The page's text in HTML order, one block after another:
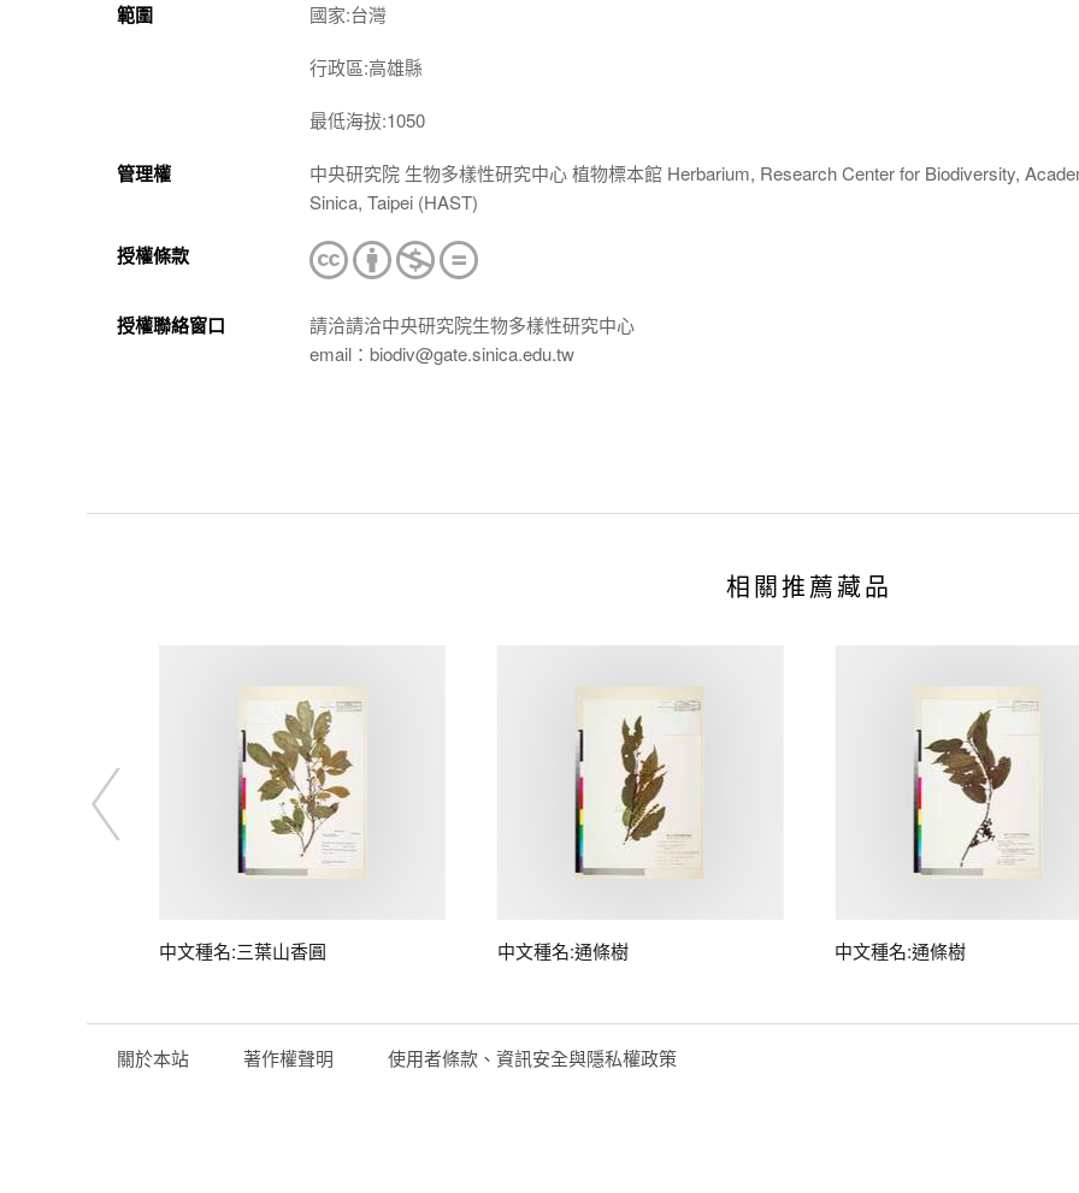
範圍 國家:台灣
行政區:高雄縣
最低海拔:1050
管理權
中央研究院 生物多樣性研究中心 植物標本館 Herbarium, Research Center for Biodiversity,
Sinica, Taipei (HAST)
授權條款
授權聯絡窗口
請洽請洽中央研究院生物多樣性研究中心
email：biodiv@gate.sinica.edu.tw
相關推薦藏品
中文種名:三葉山香圓 中文種名:通條樹 中文種名:通條樹
關於本站 著作權聲明 使用者條款、資訊安全與隱私權政策